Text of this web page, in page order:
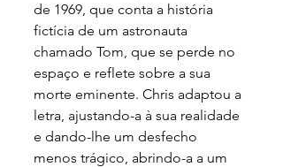
de 1969, que conta a história
fictícia de um astronauta
chamado Tom, que se perde no
espaço e reflete sobre a sua
morte eminente. Chris adaptou a
letra, ajustando-a à sua realidade
e dando-lhe um desfecho
menos trágico, abrindo-a a um